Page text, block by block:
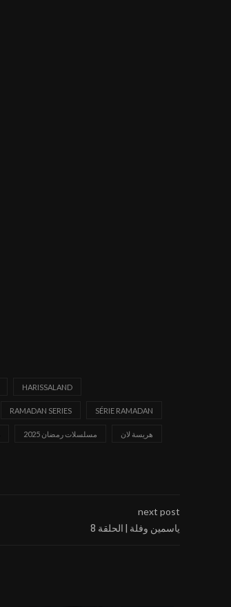
HARISSALAND
RAMADAN SERIES SÉRIE RAMADAN
مسلسلات رمضان 2025 هريسة لان
next post
ياسمين وفلة | الحلقة 8